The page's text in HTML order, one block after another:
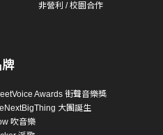
非營利 / 校園合作
牌
Awards 街聲音樂獎
大團誕生
吹音樂